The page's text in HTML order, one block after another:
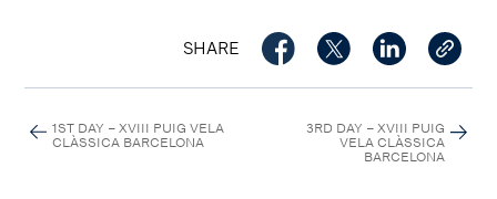
SHARE
1ST DAY – XVIII PUIG VELA
CLÀSSICA BARCELONA
3RD DAY – XVIII PUIG
VELA CLÀSSICA
BARCELONA